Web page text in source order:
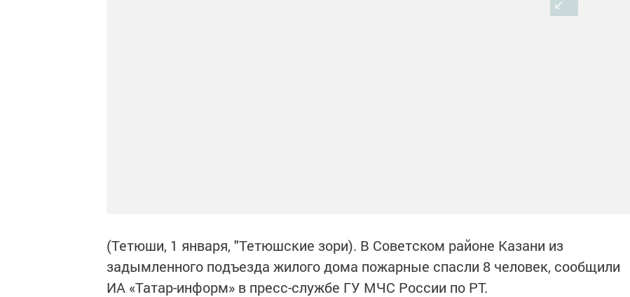
(Тетюши, 1 января, "Тетюшские зори). В Советском районе Казани из
задымленного подъезда жилого дома пожарные спасли 8 человек, сообщили
ИА «Татар-информ» в пресс-службе ГУ МЧС России по РТ.